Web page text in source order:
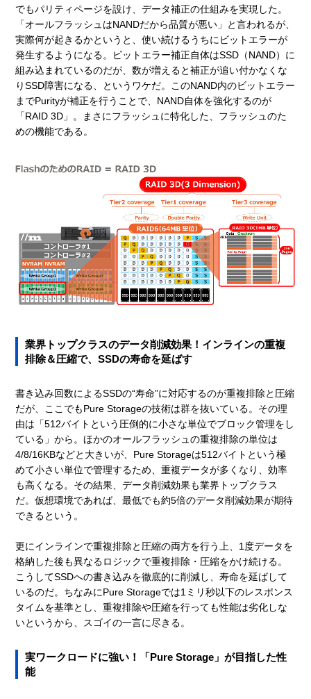
でもパリティページを設け、データ補正の仕組みを実現した。
「オールフラッシュはNANDだから品質が悪い」と言われるが、
実際何が起きるかというと、使い続けるうちにビットエラーが
発生するようになる。ビットエラー補正自体はSSD（NAND）に
組み込まれているのだが、数が増えると補正が追い付かなくな
りSSD障害になる、というワケだ。このNAND内のビットエラー
までPurityが補正を行うことで、NAND自体を強化するのが
「RAID 3D」。まさにフラッシュに特化した、フラッシュのた
めの機能である。
業界トップクラスのデータ削減効果！インラインの重複
排除＆圧縮で、SSDの寿命を延ばす
書き込み回数によるSSDの“寿命”に対応するのが重複排除と圧縮
だが、ここでもPure Storageの技術は群を抜いている。その理
由は「512バイトという圧倒的に小さな単位でブロック管理をし
ている」から。ほかのオールフラッシュの重複排除の単位は
4/8/16KBなどと大きいが、Pure Storageは512バイトという極
めて小さい単位で管理するため、重複データが多くなり、効率
も高くなる。その結果、データ削減効果も業界トップクラス
だ。仮想環境であれば、最低でも約5倍のデータ削減効果が期待
できるという。
更にインラインで重複排除と圧縮の両方を行う上、1度データを
格納した後も異なるロジックで重複排除・圧縮をかけ続ける。
こうしてSSDへの書き込みを徹底的に削減し、寿命を延ばして
いるのだ。ちなみにPure Storageでは1ミリ秒以下のレスポンス
タイムを基準とし、重複排除や圧縮を行っても性能は劣化しな
いというから、スゴイの一言に尽きる。
実ワークロードに強い！「Pure Storage」が目指した性
能